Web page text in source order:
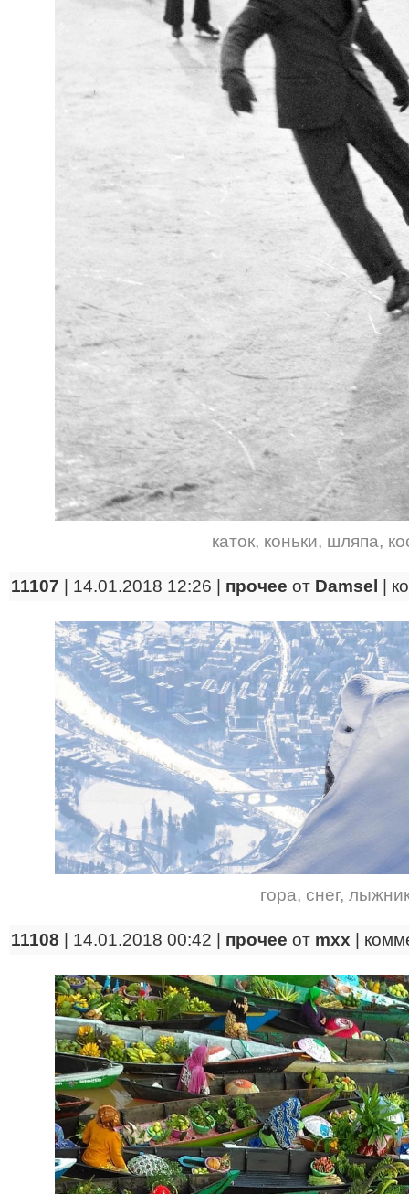
каток, коньки, шляпа,
11107 | 14.01.2018 12:26 | прочее от Damsel
гора, снег,
11108 | 14.01.2018 00:42 | прочее от mxx